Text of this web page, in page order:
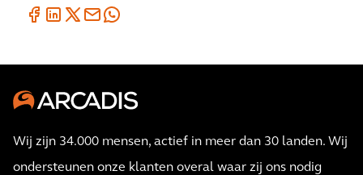
Wij zijn 34.000 mensen, actief in meer dan 30 landen. Wij
ondersteunen onze klanten overal waar zij ons nodig